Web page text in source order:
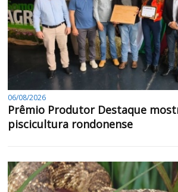
06/08/2026
Prêmio Produtor Destaque
piscicultura rondonense